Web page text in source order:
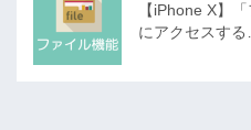
【iPhone X】
にアクセスす